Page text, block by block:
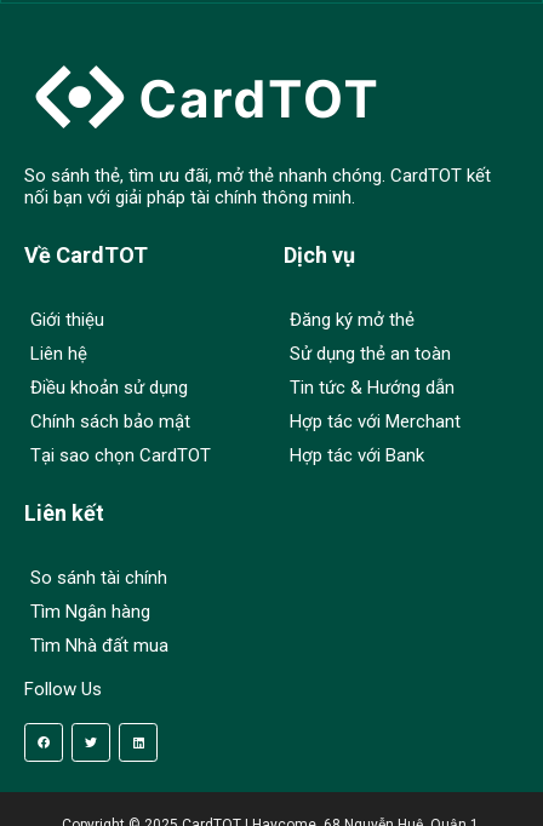
So sánh thẻ, tìm ưu đãi, mở thẻ nhanh chóng. CardTOT kết
nối bạn với giải pháp tài chính thông minh.
Về CardTOT
Giới thiệu
Liên hệ
Điều khoản sử dụng
Chính sách bảo mật
Tại sao chọn CardTOT
Dịch vụ
Đăng ký mở thẻ
Sử dụng thẻ an toàn
Tin tức & Hướng dẫn
Hợp tác với Merchant
Hợp tác với Bank
Liên kết
So sánh tài chính
Tìm Ngân hàng
Tìm Nhà đất mua
Follow Us